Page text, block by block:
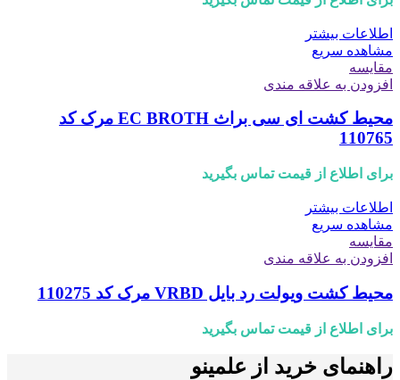
اطلاعات بیشتر
مشاهده سریع
مقایسه
افزودن به علاقه مندی
محیط کشت ای سی براث EC BROTH مرک کد
110765
برای اطلاع از قیمت تماس بگیرید
اطلاعات بیشتر
مشاهده سریع
مقایسه
افزودن به علاقه مندی
محیط کشت ویولت رد بایل VRBD مرک کد 110275
برای اطلاع از قیمت تماس بگیرید
راهنمای خرید از علمینو